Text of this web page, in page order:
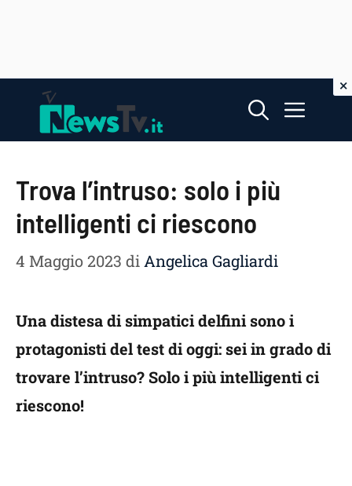
contenuto
Menu
Trova l’intruso: solo i più
intelligenti ci riescono
4 Maggio 2023 di Angelica Gagliardi
Una distesa di simpatici delfini sono i
protagonisti del test di oggi: sei in grado di
trovare l’intruso? Solo i più intelligenti ci
riescono!